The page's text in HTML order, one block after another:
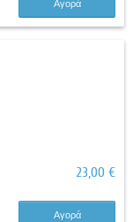
Αγορά
23,00 €
Αγορά